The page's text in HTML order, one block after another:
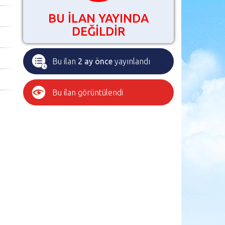
BU İLAN YAYINDA
DEĞİLDİR
Bu ilan 2 ay önce yayınlandı
Bu ilan görüntülendi